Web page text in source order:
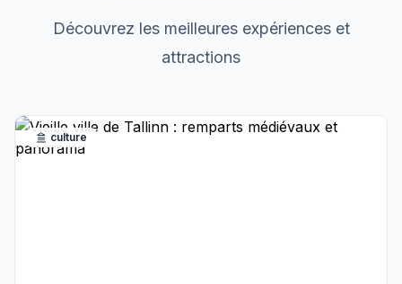
Découvrez les meilleures expériences et
attractions
culture